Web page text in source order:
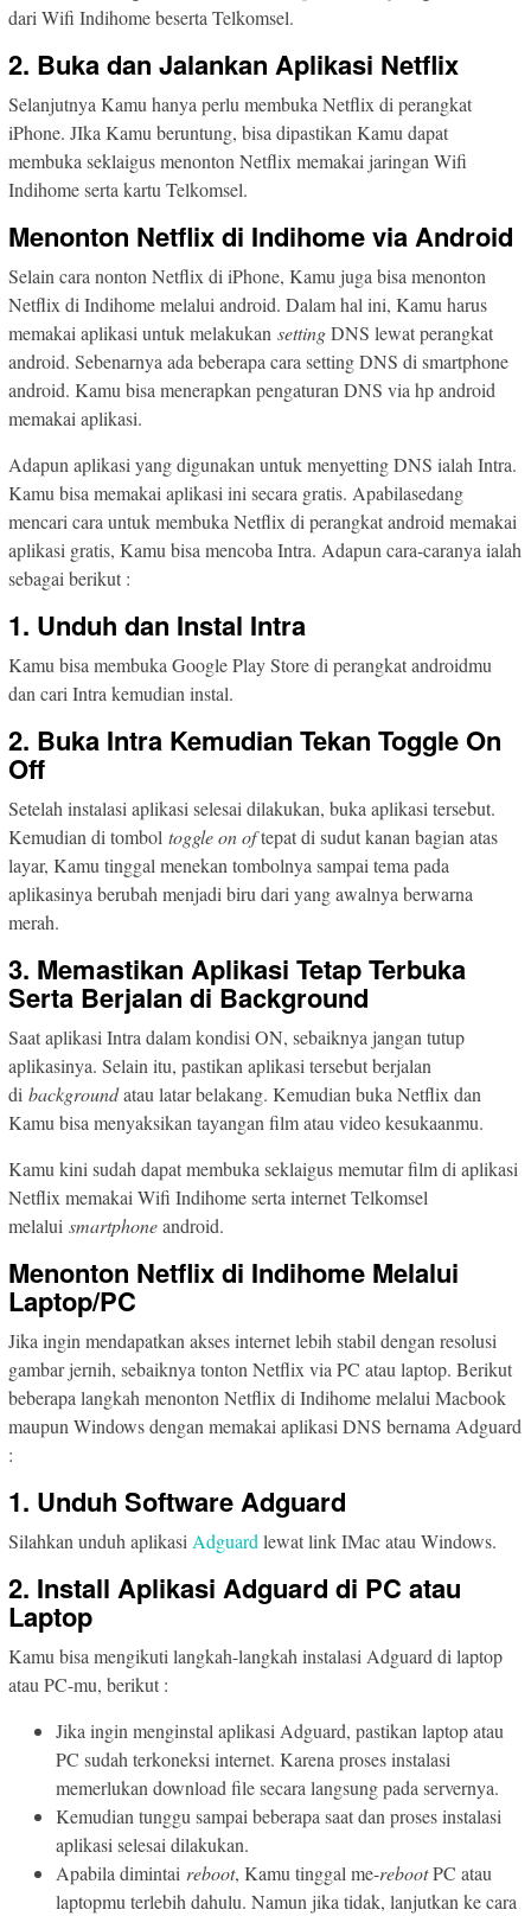
dari Wifi Indihome beserta Telkomsel.
2. Buka dan Jalankan Aplikasi Netflix
Selanjutnya Kamu hanya perlu membuka Netflix di perangkat
iPhone. JIka Kamu beruntung, bisa dipastikan Kamu dapat
membuka seklaigus menonton Netflix memakai jaringan Wifi
Indihome serta kartu Telkomsel.
Menonton Netflix di Indihome via Android
Selain cara nonton Netflix di iPhone, Kamu juga bisa menonton
Netflix di Indihome melalui android. Dalam hal ini, Kamu harus
memakai aplikasi untuk melakukan settingDNS lewat perangkat
android. Sebenarnya ada beberapa cara setting DNS di smartphone
android. Kamu bisa menerapkan pengaturan DNS via hp android
memakai aplikasi.
Adapun aplikasi yang digunakan untuk menyetting DNS ialah Intra.
Kamu bisa memakai aplikasi ini secara gratis. Apabilasedang
mencari cara untuk membuka Netflix di perangkat android memakai
aplikasi gratis, Kamu bisa mencoba Intra. Adapun cara-caranya ialah
sebagai berikut :
1. Unduh dan Instal Intra
Kamu bisa membuka Google Play Store di perangkat androidmu
dan cari Intra kemudian instal.
2. Buka Intra Kemudian Tekan Toggle On
Off
Setelah instalasi aplikasi selesai dilakukan, buka aplikasi tersebut.
Kemudian di tombol toggle on oftepat di sudut kanan bagian atas
layar, Kamu tinggal menekan tombolnya sampai tema pada
aplikasinya berubah menjadi biru dari yang awalnya berwarna
merah.
3. Memastikan Aplikasi Tetap Terbuka
Serta Berjalan di Background
Saat aplikasi Intra dalam kondisi ON, sebaiknya jangan tutup
aplikasinya. Selain itu, pastikan aplikasi tersebut berjalan
di backgroundatau latar belakang. Kemudian buka Netflix dan
Kamu bisa menyaksikan tayangan film atau video kesukaanmu.
Kamu kini sudah dapat membuka seklaigus memutar film di aplikasi
Netflix memakai Wifi Indihome serta internet Telkomsel
melalui smartphoneandroid.
Menonton Netflix di Indihome Melalui
Laptop/PC
Jika ingin mendapatkan akses internet lebih stabil dengan resolusi
gambar jernih, sebaiknya tonton Netflix via PC atau laptop. Berikut
beberapa langkah menonton Netflix di Indihome melalui Macbook
maupun Windows dengan memakai aplikasi DNS bernama Adguard
:
1. Unduh Software Adguard
Silahkan unduh aplikasi Adguard lewat link IMac atau Windows.
2. Install Aplikasi Adguard di PC atau
Laptop
Kamu bisa mengikuti langkah-langkah instalasi Adguard di laptop
atau PC-mu, berikut :
Jika ingin menginstal aplikasi Adguard, pastikan laptop atau
PC sudah terkoneksi internet. Karena proses instalasi
memerlukan download file secara langsung pada servernya.
Kemudian tunggu sampai beberapa saat dan proses instalasi
aplikasi selesai dilakukan.
Apabila dimintai reboot, Kamu tinggal me-rebootPC atau
laptopmu terlebih dahulu. Namun jika tidak, lanjutkan ke cara